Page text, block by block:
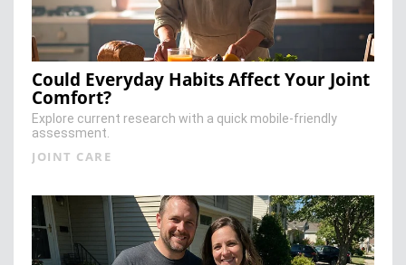
Could Everyday Habits Affect Your Joint
Comfort?
Explore current research with a quick mobile-friendly
assessment.
JOINT CARE